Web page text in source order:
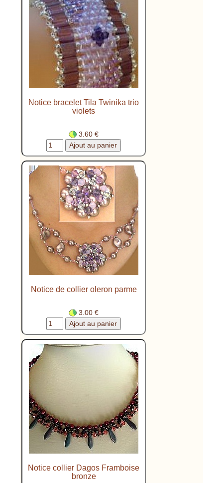
Notice bracelet Tila Twinika trio
violets
3.60 €
Notice de collier oleron parme
3.00 €
Notice collier Dagos Framboise
bronze